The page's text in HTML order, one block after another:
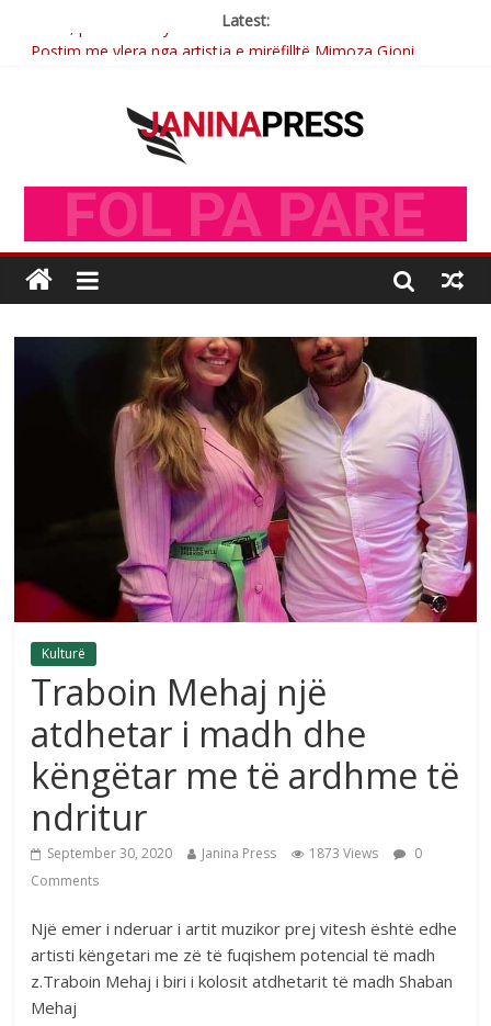
Latest:
Postim me vlera nga artistja e mirëfilltë Mimoza Gjoni
Brahim Çekaj njē veprimtar i respektuar i çeshtjës kombëtare
Sulm , pse të dua ty
Kulturë
Traboin Mehaj një
atdhetar i madh dhe
këngëtar me të ardhme të
ndritur
September 30, 2020 Janina Press 1873 Views
0
Comments
Një emer i nderuar i artit muzikor prej vitesh është edhe
artisti këngetari me zë të fuqishem potencial të madh
z.Traboin Mehaj i biri i kolosit atdhetarit të madh Shaban
Mehaj